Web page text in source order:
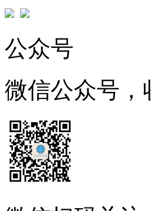
公众号
微信公众号，